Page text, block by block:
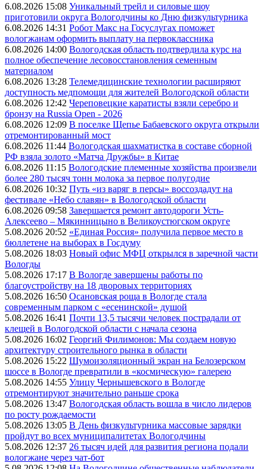
6.08.2026 15:08 Уникальный трейл и силовые шоу
приготовили округа Вологодчины ко Дню физкультурника
6.08.2026 14:31 Робот Макс на Госуслугах поможет
вологжанам оформить выплату на первоклассника
6.08.2026 14:00 Вологодская область подтвердила курс на
полное обеспечение лесовосстановления семенным
материалом
6.08.2026 13:28 Телемедицинские технологии расширяют
доступность медпомощи для жителей Вологодской области
6.08.2026 12:42 Череповецкие каратисты взяли серебро и
бронзу на Russia Open - 2026
6.08.2026 12:09 В поселке Щепье Бабаевского округа открыли
отремонтированный мост
6.08.2026 11:44 Вологодская шахматистка в составе сборной
РФ взяла золото «Матча Дружбы» в Китае
6.08.2026 11:15 Вологодские племенные хозяйства произвели
более 280 тысяч тонн молока за первое полугодие
6.08.2026 10:32 Путь «из варяг в персы» воссоздадут на
фестивале «Небо славян» в Вологодской области
6.08.2026 09:58 Завершается ремонт автодороги Усть-
Алексеево – Мякинницыно в Великоустюгском округе
5.08.2026 20:52 «Единая Россия» получила первое место в
бюллетене на выборах в Госдуму
5.08.2026 18:03 Новый офис МФЦ открылся в заречной части
Вологды
5.08.2026 17:17 В Вологде завершены работы по
благоустройству на 18 дворовых территориях
5.08.2026 16:50 Осановская роща в Вологде стала
современным парком с «есенинской» душой
5.08.2026 16:41 Почти 13,5 тысячи человек пострадали от
клещей в Вологодской области с начала сезона
5.08.2026 16:02 Георгий Филимонов: Мы создаем новую
архитектуру строительного рынка в области
5.08.2026 15:22 Шумоизоляционный экран на Белозерском
шоссе в Вологде превратили в «космическую» галерею
5.08.2026 14:55 Улицу Чернышевского в Вологде
отремонтируют значительно раньше срока
5.08.2026 13:47 Вологодская область вошла в число лидеров
по росту рождаемости
5.08.2026 13:05 В День физкультурника массовые зарядки
пройдут во всех муниципалитетах Вологодчины
5.08.2026 12:37 26 тысяч идей для развития региона подали
вологжане через чат-бот